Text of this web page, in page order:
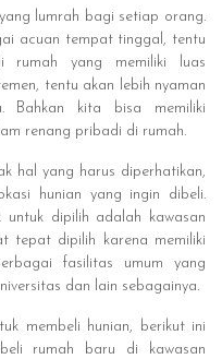
lumrah bagi setiap orang.
acuan tempat tinggal, tentu
rumah yang memiliki luas
tentu akan lebih nyaman
Bahkan kita bisa memiliki
renang pribadi di rumah.
hal yang harus diperhatikan,
hunian yang ingin dibeli.
dipilih adalah kawasan
tepat dipilih karena memiliki
fasilitas umum yang
dan lain sebagainya.
membeli hunian, berikut ini
rumah baru di kawasan